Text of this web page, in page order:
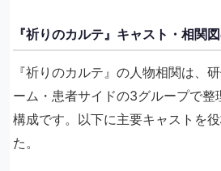
『祈りのカルテ』キャスト・相関
『祈りのカルテ』の人物相関は、
ーム・患者サイドの3グループで整
構成です。以下に主要キャストを
た。